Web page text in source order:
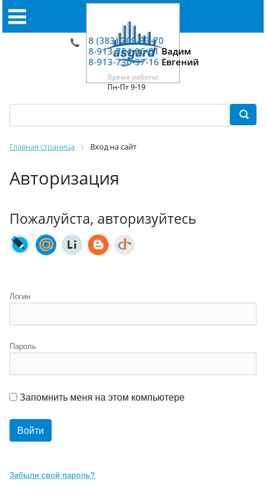
8 (383) 209-33-70
8-913-724-06-01Вадим
8-913-730-37-16 Евгений
Время работы:
Пн-Пт 9-19
Главная страница Вход на сайт
Авторизация
Пожалуйста, авторизуйтесь
Логин
Пароль
Запомнить меня на этом компьютере
Забыли свой пароль?